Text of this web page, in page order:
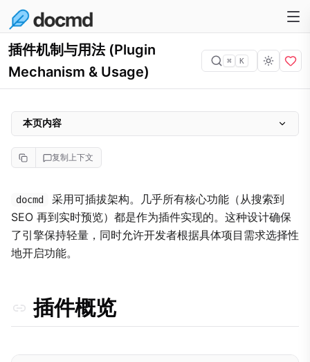
插件机制与用法 (Plugin
Mechanism & Usage)
⌘ K
复制上下文
docmd
采用可插拔架构。几乎所有核心功能（从搜索到
SEO 再到实时预览）都是作为插件实现的。这种设计确保
了引擎保持轻量，同时允许开发者根据具体项目需求选择性
地开启功能。
插件概览
本页内容
插件概览
生命周期钩子
插件安全